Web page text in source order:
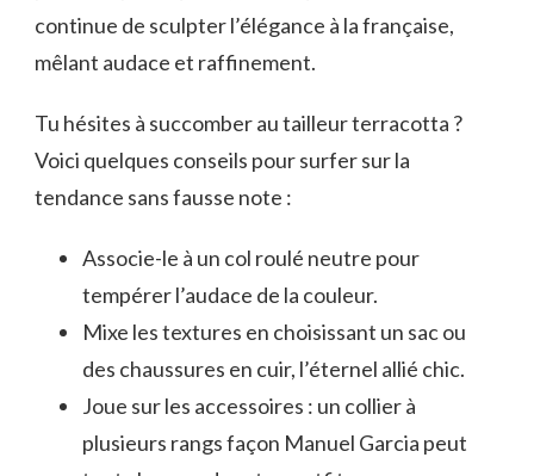
continue de sculpter l’élégance à la française,
mêlant audace et raffinement.
Tu hésites à succomber au tailleur terracotta ?
Voici quelques conseils pour surfer sur la
tendance sans fausse note :
Associe-le à un col roulé neutre pour
tempérer l’audace de la couleur.
Mixe les textures en choisissant un sac ou
des chaussures en cuir, l’éternel allié chic.
Joue sur les accessoires : un collier à
plusieurs rangs façon Manuel Garcia peut